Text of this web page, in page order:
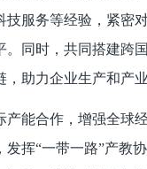
技服务等经验，紧密
。同时，共同搭建跨
助力企业生产和产
产能合作，增强全球
发挥“一带一路”产教